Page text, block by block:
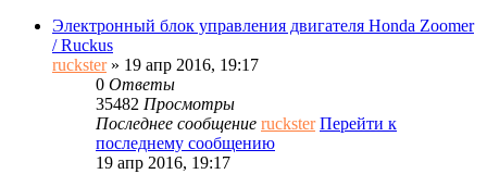
Электронный блок управления двигателя Honda Zoomer
/ Ruckus
ruckster» 19 апр 2016, 19:17
0 Ответы
35482 Просмотры
Последнее сообщение ruckster Перейти к
последнему сообщению
19 апр 2016, 19:17